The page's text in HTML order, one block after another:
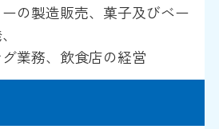
の製造販売、菓子及びベー
業務、飲食店の経営